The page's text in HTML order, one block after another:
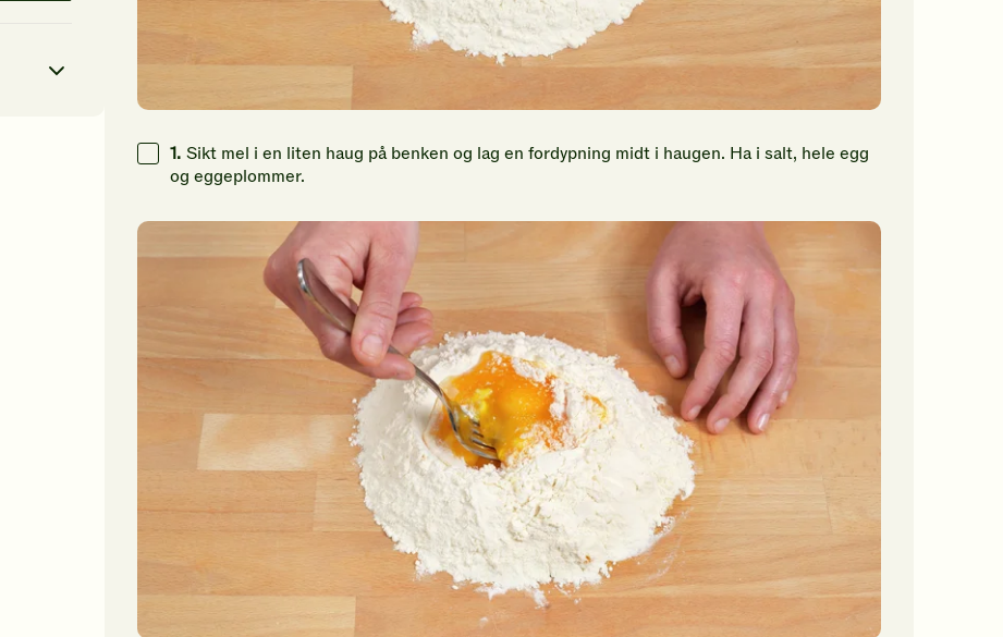
1. Sikt mel i en liten haug på benken og lag en fordypning midt i haugen. Ha i salt, hele egg
og eggeplommer.